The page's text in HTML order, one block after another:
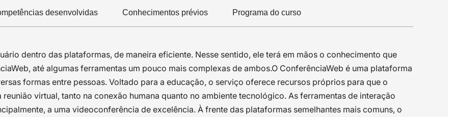
desenvolvidas Conhecimentos prévios Programa do curso
dentro das plataformas, de maneira eficiente. Nesse sentido, ele terá em mãos o conhecimento que
até algumas ferramentas um pouco mais complexas de ambos.O ConferênciaWeb é uma plataforma
formas entre pessoas. Voltado para a educação, o serviço oferece recursos próprios para que o
virtual, tanto na conexão humana quanto no ambiente tecnológico. As ferramentas de interação
a uma videoconferência de excelência. À frente das plataformas semelhantes mais comuns, o